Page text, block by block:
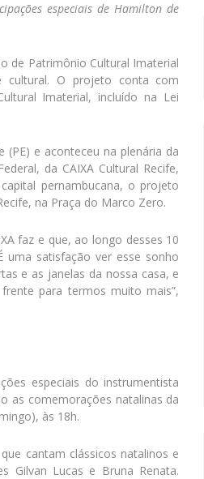
especiais de Hamilton de
de Patrimônio Cultural Imaterial
cultural. O projeto conta com
Imaterial, incluído na Lei
e aconteceu na plenária da
da CAIXA Cultural Recife,
pernambucana, o projeto
na Praça do Marco Zero.
faz e que, ao longo desses 10
uma satisfação ver esse sonho
e as janelas da nossa casa, e
para termos muito mais”,
especiais do instrumentista
as comemorações natalinas da
às 18h.
cantam clássicos natalinos e
Gilvan Lucas e Bruna Renata.